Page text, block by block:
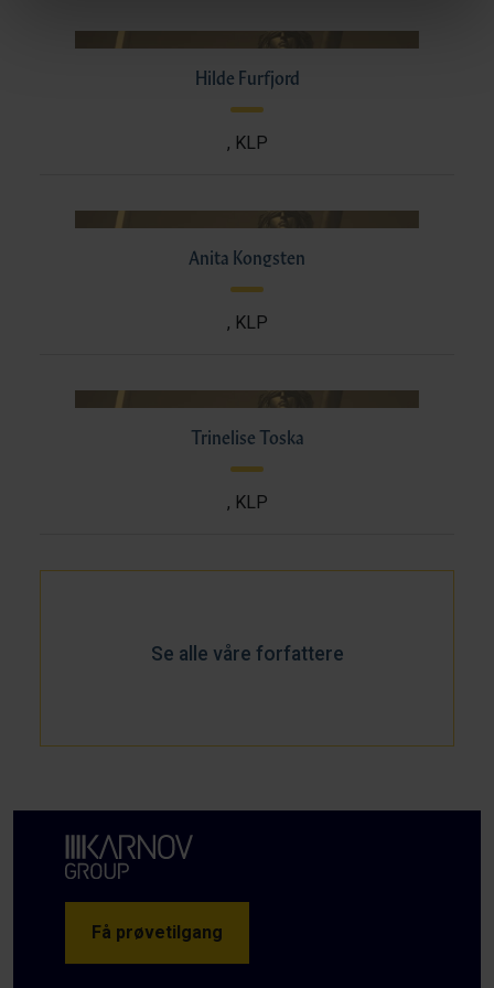
Hilde Furfjord
, KLP
Anita Kongsten
, KLP
Trinelise Toska
, KLP
Se alle våre forfattere
Få prøvetilgang